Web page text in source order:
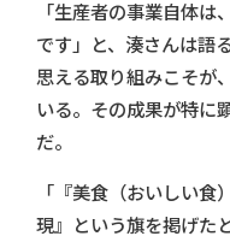
「生産者の事業自体
です」と、湊さんは語
思える取り組みこそが
いる。その成果が特に
だ。
「『美食（おいしい
現』という旗を掲げた